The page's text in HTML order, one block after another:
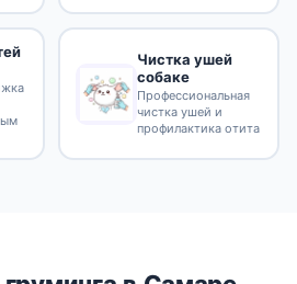
Чистка ушей
собаке
Профессиональная
чистка ушей и
профилактика отита